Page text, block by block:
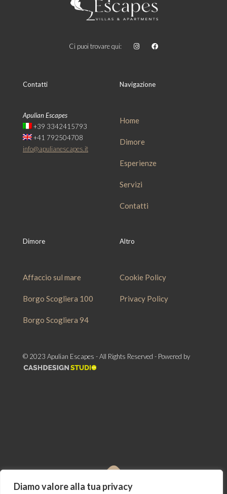
Diamo valore alla tua privacy
Ci puoi trovare qui:
Contatti
Apulian Escapes
+39 3342415793
+41 792504708
info@apulianescapes.it
Navigazione
Home
Dimore
Esperienze
Servizi
Contatti
Dimore
Affaccio sul mare
Borgo Scogliera 100
Borgo Scogliera 94
Altro
Cookie Policy
Privacy Policy
© 2023 Apulian Escapes - All Rights Reserved - Powered by